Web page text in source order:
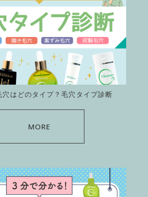
穴はどのタイプ？毛穴タイプ診断
MORE